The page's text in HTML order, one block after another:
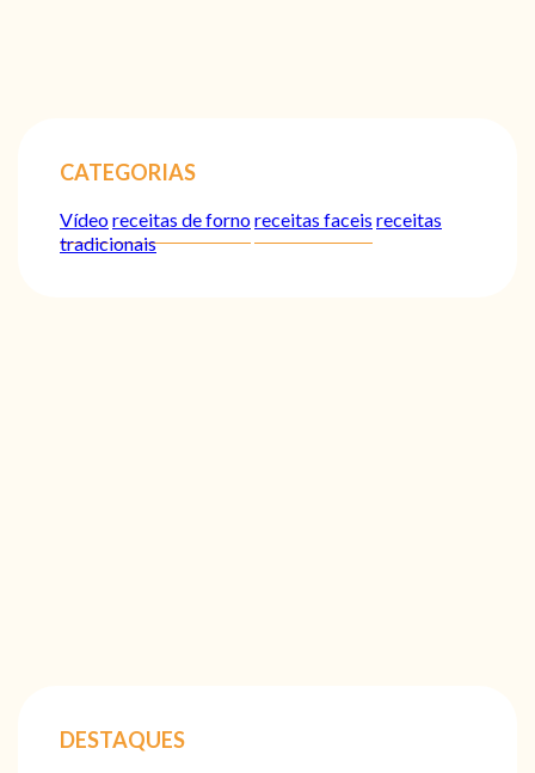
CATEGORIAS
Vídeoreceitas de fornoreceitas faceis receitas
tradicionais
DESTAQUES